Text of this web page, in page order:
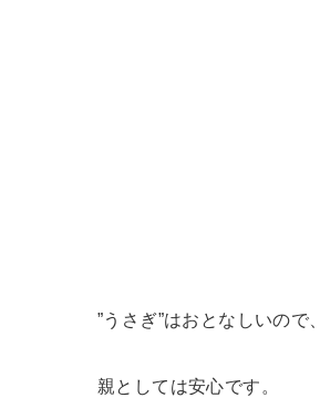
”うさぎ”はおとなしいので、
親としては安心です。